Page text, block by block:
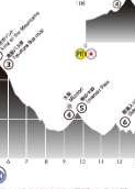
ONLINE SHOP